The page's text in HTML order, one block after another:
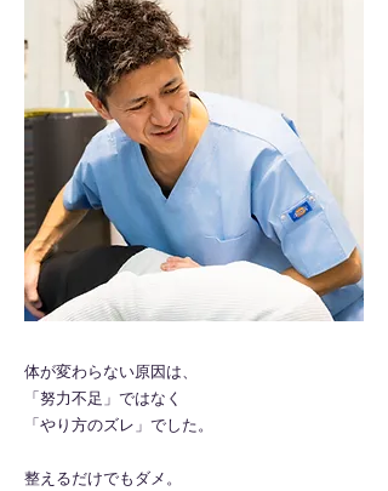
体が変わらない原因は、
「努力不足」ではなく
「やり方のズレ」でした。
整えるだけでもダメ。